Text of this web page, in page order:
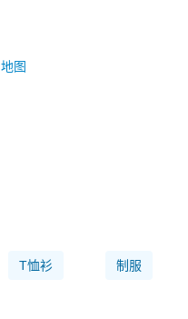
地图
T恤衫 制服